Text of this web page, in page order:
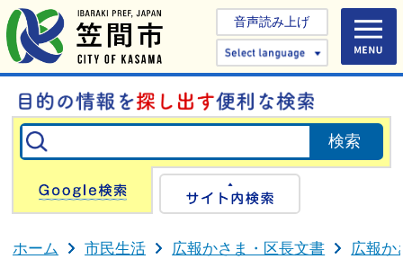
音声読み上げ
Select
Google検索
ホーム 市民生活 広報かさま・区長文書 広報か